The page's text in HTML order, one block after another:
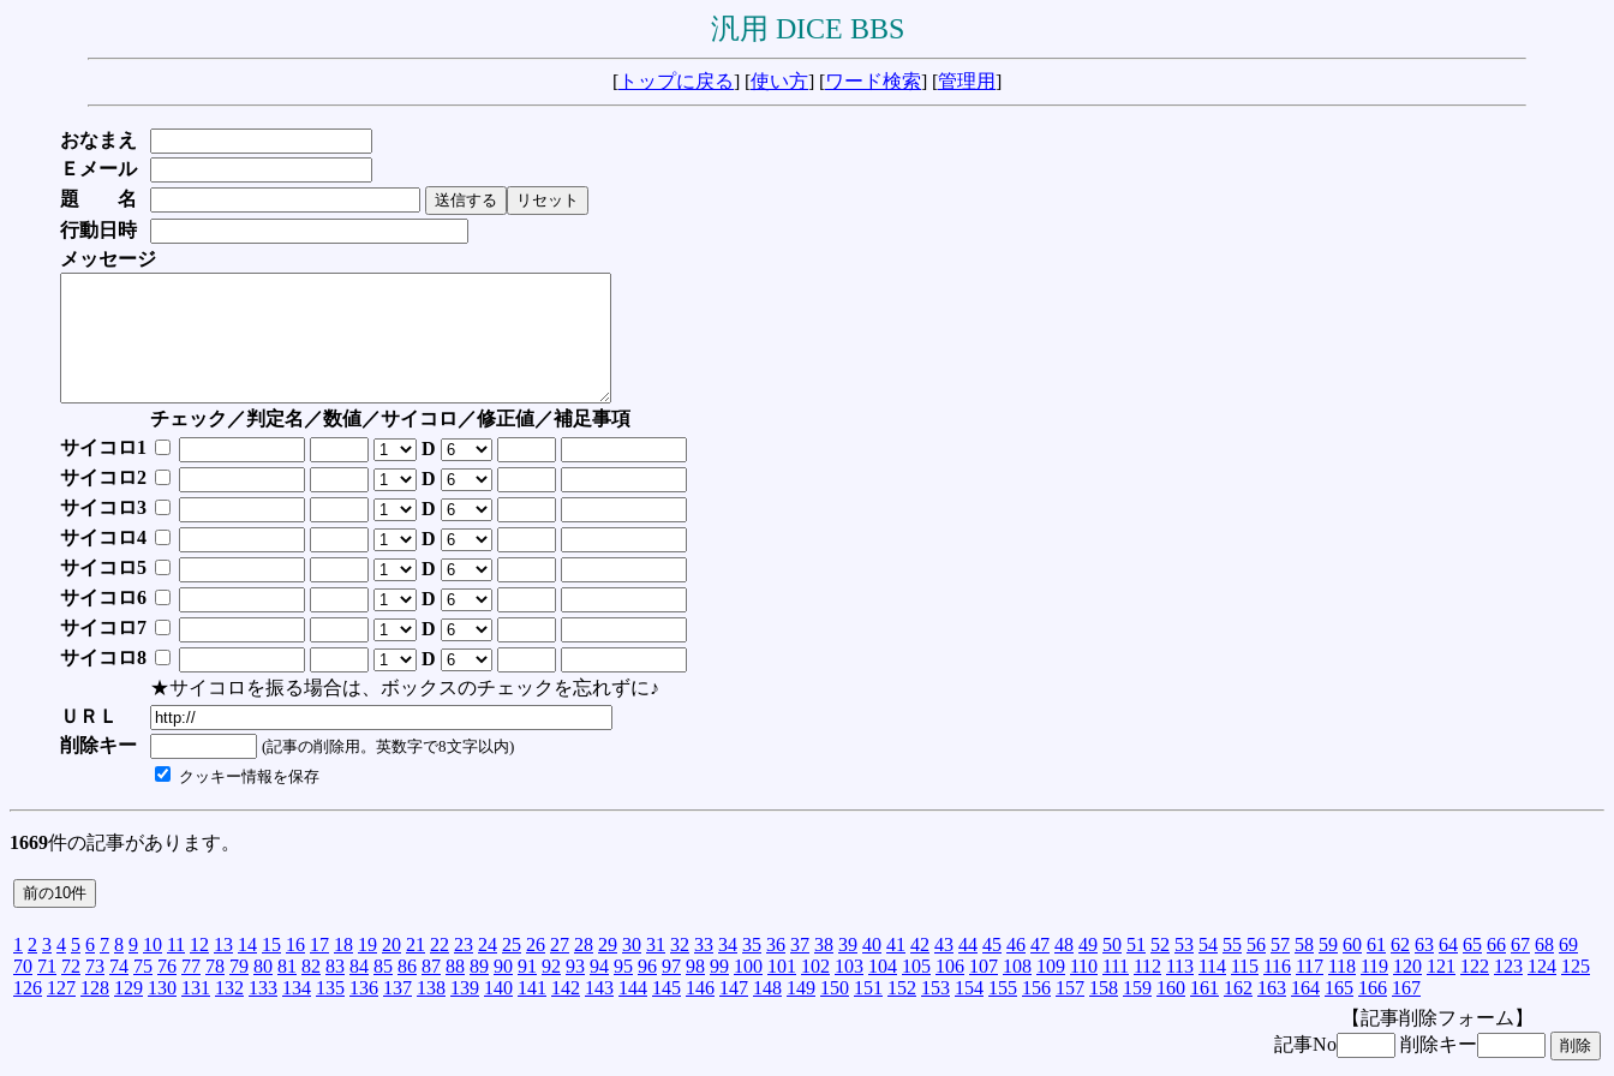
汎用 DICE BBS
[ トップに戻る] [使い方] [ワード検索] [管理用]
おなまえ
Ｅメール
題 名
行動日時
メッセージ
チェック／判定名／数値／サイコロ／修正値／補足事項
サイコロ1
D
サイコロ2
D
サイコロ3
D
サイコロ4
D
サイコロ5
D
サイコロ6
D
サイコロ7
D
サイコロ8
D
★サイコロを振る場合は、ボックスのチェックを忘れずに♪
ＵＲＬ
削除キー
(記事の削除用。英数字で8文字以内)
クッキー情報を保存
1669件の記事があります。
1 2 3 4 5 6 7 8 9 10 11 12 13 14 15 16 17 18 19 20 21 22 23 24 25 26 27 28 29 30 31 32 33 34 35 36 37 38 39 40 41 42 43 44 45 46 47 48 49 50 51 52 53 54 55 56 57 58 59 60 61 62 63 64 65 66 67 68 69
70 71 72 73 74 75 76 77 78 79 80 81 82 83 84 85 86 87 88 89 90 91 92 93 94 95 96 97 98 99 100 101 102 103 104 105 106 107 108 109 110 111 112 113 114 115 116 117 118 119 120 121 122 123 124 125
126 127 128 129 130 131 132 133 134 135 136 137 138 139 140 141 142 143 144 145 146 147 148 149 150 151 152 153 154 155 156 157 158 159 160 161 162 163 164 165 166 167
【記事削除フォーム】
記事No
削除キー